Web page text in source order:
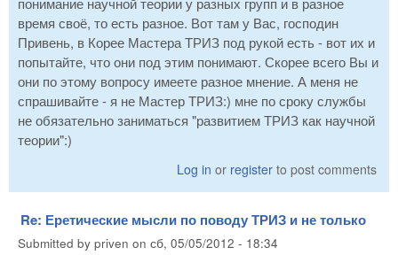
время своё, то есть разное. Вот там у Вас, господин
Привень, в Корее Мастера ТРИЗ под рукой есть - вот их и
попытайте, что они под этим понимают. Скорее всего Вы и
они по этому вопросу имеете разное мнение. А меня не
спрашивайте - я не Мастер ТРИЗ:) мне по сроку службы
не обязательно заниматься "развитием ТРИЗ как научной
теории":)
Log in or register to post comments
Re: Еретические мысли по поводу ТРИЗ и не только
Submitted by priven on сб, 05/05/2012 - 18:34